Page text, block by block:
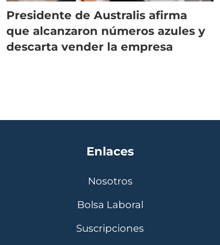
Presidente de Australis afirma
que alcanzaron números azules y
descarta vender la empresa
Enlaces
Nosotros
Bolsa Laboral
Suscripciones